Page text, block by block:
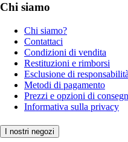
Chi siamo
Chi siamo?
Contattaci
Condizioni di vendita
Restituzioni e rimborsi
Esclusione di
Metodi di pagamento
Prezzi e opzioni di
Informativa sulla privacy
I nostri negozi